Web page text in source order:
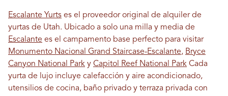
Escalante Yurts es el proveedor original de alquiler de
yurtas de Utah. Ubicado a solo una milla y media de
Escalante es el campamento base perfecto para visitar
Monumento Nacional Grand Staircase-Escalante, Bryce
Canyon National Park y Capitol Reef National Park Cada
yurta de lujo incluye calefacción y aire acondicionado,
utensilios de cocina, baño privado y terraza privada con